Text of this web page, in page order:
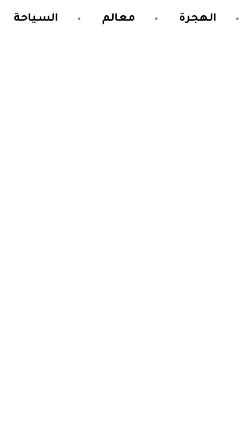
الهجرة معالم السياحة